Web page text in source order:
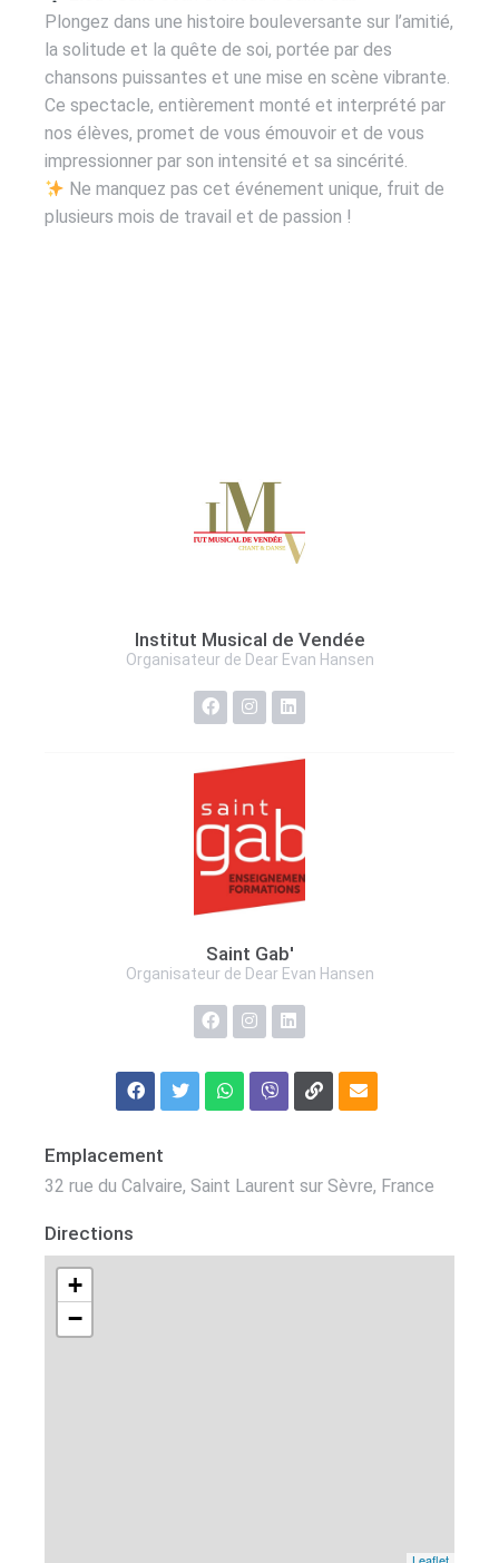
Plongez dans une histoire bouleversante sur l’amitié,
la solitude et la quête de soi, portée par des
chansons puissantes et une mise en scène vibrante.
Ce spectacle, entièrement monté et interprété par
nos élèves, promet de vous émouvoir et de vous
impressionner par son intensité et sa sincérité.
Ne manquez pas cet événement unique, fruit de
plusieurs mois de travail et de passion !
Institut Musical de Vendée
Organisateur de Dear Evan Hansen
Saint Gab'
Organisateur de Dear Evan Hansen
Emplacement
32 rue du Calvaire, Saint Laurent sur Sèvre, France
Directions
+
−